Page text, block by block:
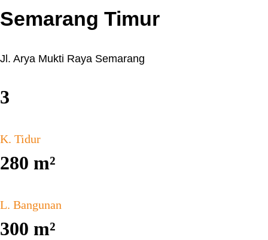
Semarang Timur
Jl. Arya Mukti Raya Semarang
3
K. Tidur
280 m²
L. Bangunan
300 m²